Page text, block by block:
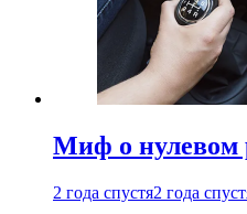
Миф о нулевом
2 года спустя2 года